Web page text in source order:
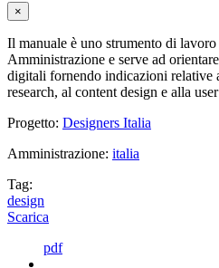
×
Il manuale è uno strumento di
Amministrazione e serve ad
digitali fornendo indicazioni relative
research, al content design e alla
Progetto: Designers Italia
Amministrazione: italia
Tag:
design
Scarica
pdf